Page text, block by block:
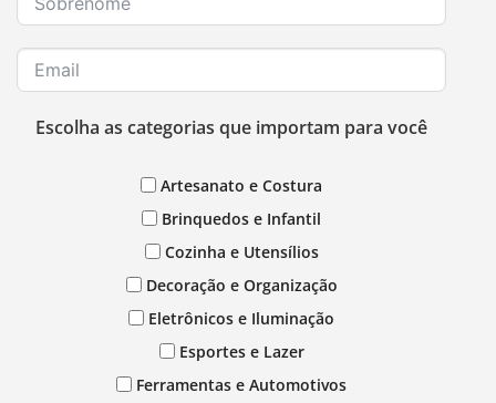
Escolha as categorias que importam para você
Artesanato e Costura
Brinquedos e Infantil
Cozinha e Utensílios
Decoração e Organização
Eletrônicos e Iluminação
Esportes e Lazer
Ferramentas e Automotivos